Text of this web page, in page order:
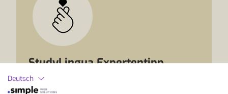
StudyLingua Expertentipp
“Wenn du zwischen Chester und grösseren
Deutsch